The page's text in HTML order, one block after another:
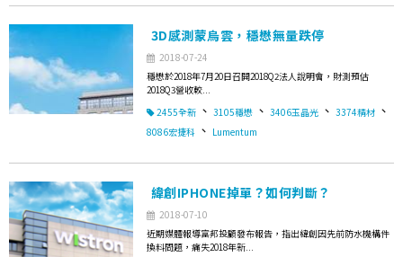
3D感測蒙烏雲，穩懋無量跌停
2018-07-24
穩懋於2018年7月20日召開2018Q2法人說明會，財測預估
2018Q3營收較...
2455全新 、 3105穩懋 、 3406玉晶光 、 3374精材 、
8086宏捷科 、 Lumentum
緯創IPHONE掉單？如何判斷？
2018-07-10
近期媒體報導富邦投顧發布報告，指出緯創因先前防水機構件
換料問題，痛失2018年新...